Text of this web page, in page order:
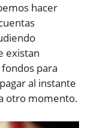
hacer
existan
para
al instante
otro momento.